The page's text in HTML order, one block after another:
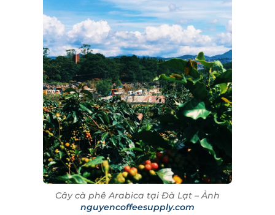
Cây cà phê Arabica tại Đà Lạt – Ảnh
nguyencoffeesupply.com